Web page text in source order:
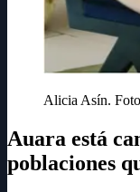
Alicia Asín.
Auara está
poblaciones